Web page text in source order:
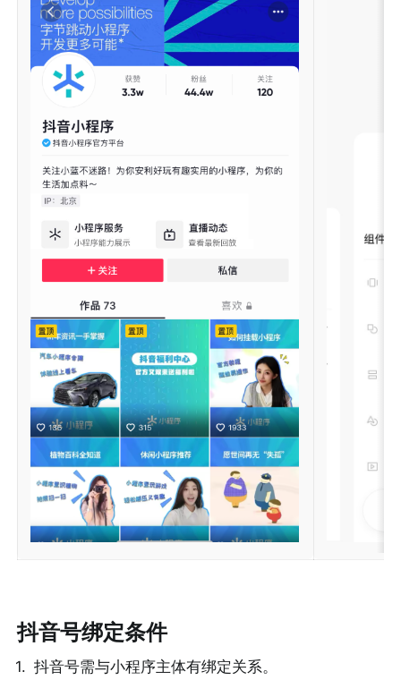
抖音号绑定条件
1. 抖音号需与小程序主体有绑定关系。